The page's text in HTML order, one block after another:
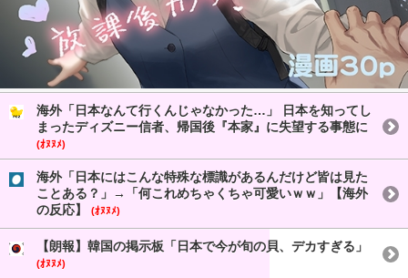
海外「日本なんて行くんじゃなかった…」 日本を知ってし
まったディズニー信者、帰国後『本家』に失望する事態に
(ｵﾇﾇﾒ)
海外「日本にはこんな特殊な標識があるんだけど皆は見た
ことある？」→「何これめちゃくちゃ可愛いｗｗ」【海外
の反応】
(ｵﾇﾇﾒ)
【朗報】韓国の掲示板「日本で今が旬の貝、デカすぎる」
(ｵﾇﾇﾒ)